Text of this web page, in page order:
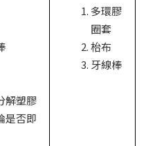
解塑膠
是否即
多環膠
圈套
枱布
牙線棒